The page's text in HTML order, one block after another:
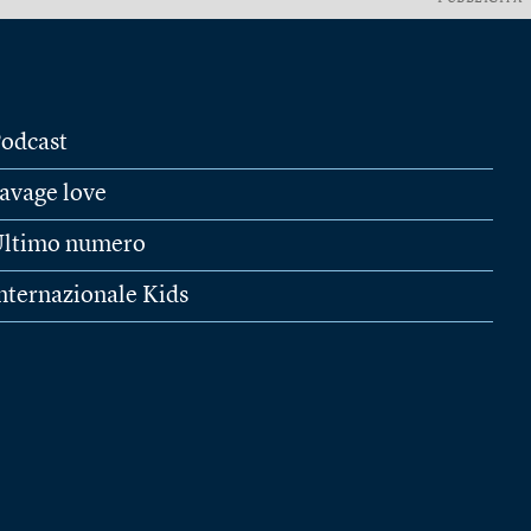
love
numero
Kids